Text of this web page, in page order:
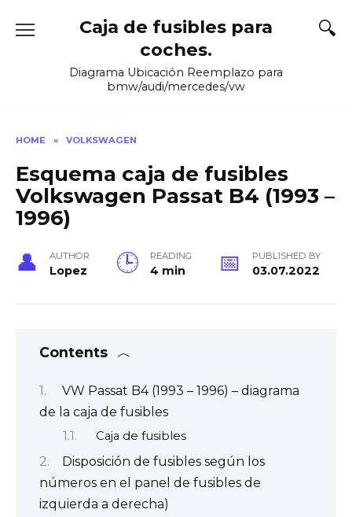
Caja de fusibles para
coches.
Diagrama Ubicación Reemplazo para
bmw/audi/mercedes/vw
HOME » VOLKSWAGEN
Esquema caja de fusibles
Volkswagen Passat B4 (1993 –
1996)
AUTHOR
Lopez
READING
4 min
PUBLISHED BY
03.07.2022
Contents
VW Passat B4 (1993 – 1996) – diagrama
de la caja de fusibles
Caja de fusibles
Disposición de fusibles según los
números en el panel de fusibles de
izquierda a derecha)